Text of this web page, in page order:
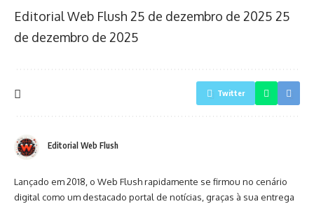
Editorial Web Flush 25 de dezembro de 2025 25
de dezembro de 2025
Twitter
Editorial Web Flush
Lançado em 2018, o Web Flush rapidamente se firmou no cenário
digital como um destacado portal de notícias, graças à sua entrega